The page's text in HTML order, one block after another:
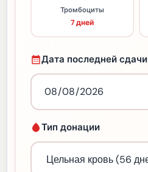
Тромбоциты
7 дней
Дата последней сдачи
Тип донации